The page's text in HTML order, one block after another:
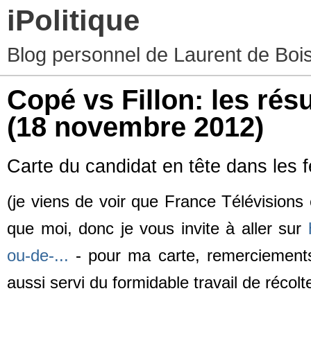
iPolitique
Blog personnel de Laurent de
Copé vs Fillon: les
(18 novembre 2012)
Carte du candidat en tête dans les
(je viens de voir que France
que moi, donc je vous invite à aller sur
ou-de-... - pour ma carte,
aussi servi du formidable travail de